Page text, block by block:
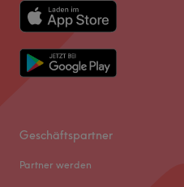
Geschäftspartner
Partner werden